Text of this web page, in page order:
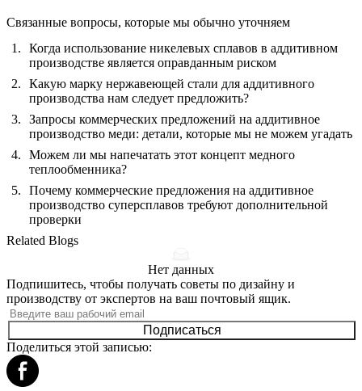
Связанные вопросы, которые мы обычно уточняем
Когда использование никелевых сплавов в аддитивном
производстве является оправданным риском
Какую марку нержавеющей стали для аддитивного
производства нам следует предложить?
Запросы коммерческих предложений на аддитивное
производство меди: детали, которые мы не можем угадать
Можем ли мы напечатать этот концепт медного
теплообменника?
Почему коммерческие предложения на аддитивное
производство суперсплавов требуют дополнительной
проверки
Related Blogs
Нет данных
Подпишитесь, чтобы получать советы по дизайну и
производству от экспертов на ваш почтовый ящик.
Подписаться
Поделиться этой записью: